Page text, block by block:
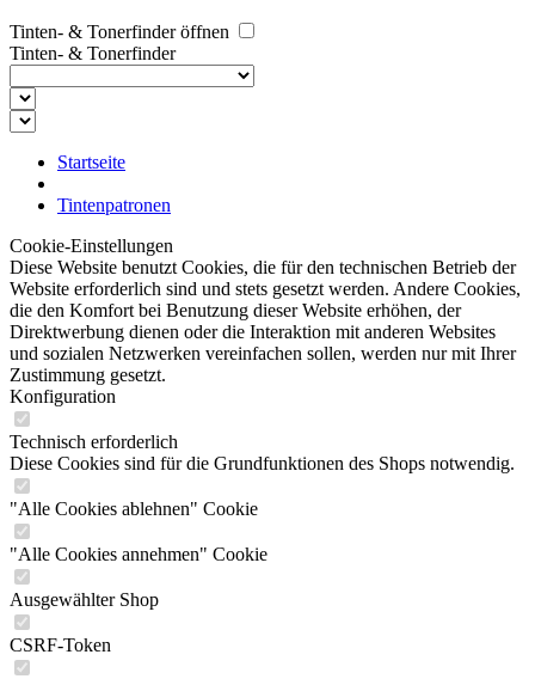
Tinten- & Tonerfinder öffnen
Tinten- & Tonerfinder
Startseite
Tintenpatronen
Cookie-Einstellungen
Diese Website benutzt Cookies, die für den technischen Betrieb der
Website erforderlich sind und stets gesetzt werden. Andere Cookies,
die den Komfort bei Benutzung dieser Website erhöhen, der
Direktwerbung dienen oder die Interaktion mit anderen Websites
und sozialen Netzwerken vereinfachen sollen, werden nur mit Ihrer
Zustimmung gesetzt.
Konfiguration
Technisch erforderlich
Diese Cookies sind für die Grundfunktionen des Shops notwendig.
"Alle Cookies ablehnen" Cookie
"Alle Cookies annehmen" Cookie
Ausgewählter Shop
CSRF-Token